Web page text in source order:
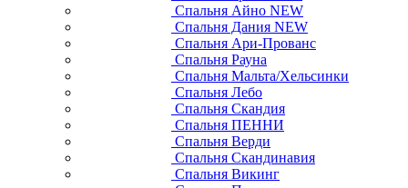
Спальня Айно NEW
Спальня Дания NEW
Спальня Ари-Прованс
Спальня Рауна
Спальня Мальта/Хельсинки
Спальня Лебо
Спальня Скандия
Спальня ПЕННИ
Спальня Верди
Спальня Скандинавия
Спальня Викинг